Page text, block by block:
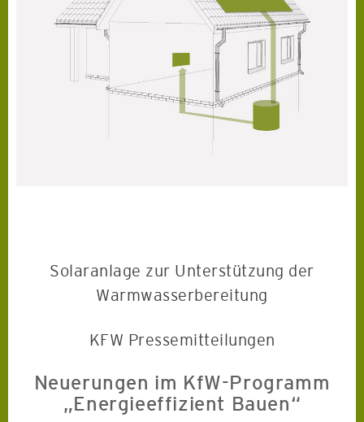
Solaranlage zur Unterstützung der
Warmwasserbereitung
KFW Pressemitteilungen
Neuerungen im KfW-Programm
„Energieeffizient Bauen“